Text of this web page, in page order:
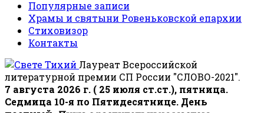
Популярные записи
Храмы и святыни Ровеньковской епархии
Стиховизор
Контакты
Лауреат Всероссийской
литературной премии СП России "СЛОВО-2021".
7 августа 2026 г. ( 25 июля ст.ст.), пятница.
Седмица 10-я по Пятидесятнице. День